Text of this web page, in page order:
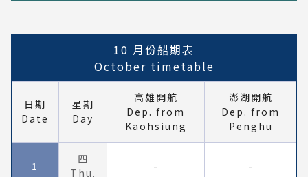
10 月份船期表
October timetable
日期
Date
星期
Day
高雄開航
Dep. from
Kaohsiung
澎湖開航
Dep. from
Penghu
1
四
Thu.
- -